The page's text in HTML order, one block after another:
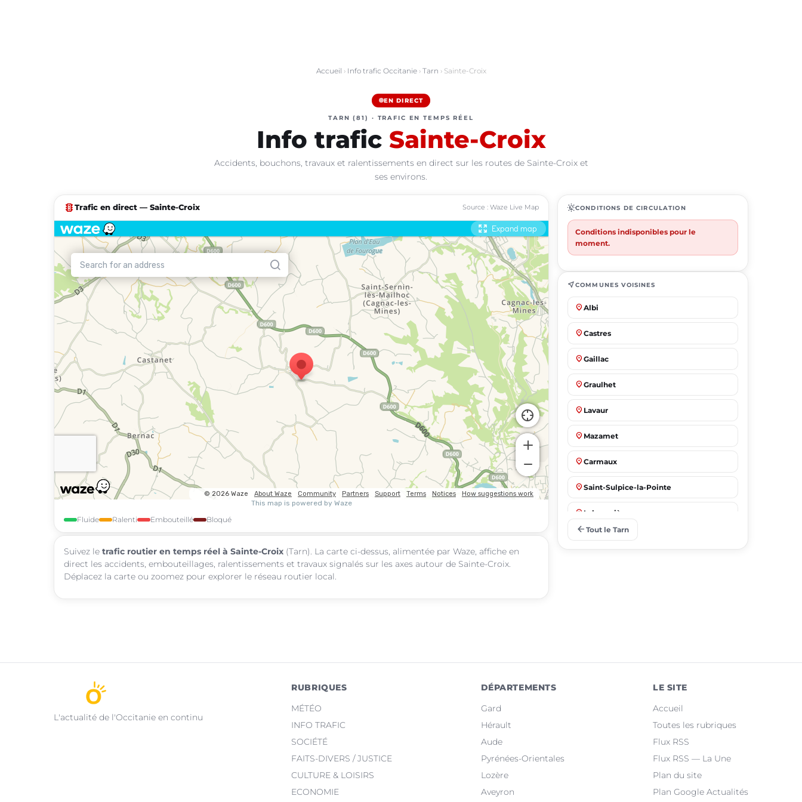
Accueil › Info trafic Occitanie› Tarn › Sainte-Croix
EN DIRECT
TARN (81) · TRAFIC EN TEMPS RÉEL
Info trafic Sainte-Croix
Accidents, bouchons, travaux et ralentissements en direct sur les routes de Sainte-Croix et
ses environs.
traffic Trafic en direct — Sainte-Croix Source : Waze Live Map
Fluide Ralenti Embouteillé Bloqué
Suivez le trafic routier en temps réel à Sainte-Croix (Tarn). La carte ci-dessus, alimentée par Waze, affiche en
direct les accidents, embouteillages, ralentissements et travaux signalés sur les axes autour de Sainte-Croix.
Déplacez la carte ou zoomez pour explorer le réseau routier local.
routineCONDITIONS DE CIRCULATION
Conditions indisponibles pour le
moment.
near_meCOMMUNES VOISINES
place Albi
place Castres
place Gaillac
place Graulhet
place Lavaur
place Mazamet
place Carmaux
place Saint-Sulpice-la-Pointe
place Labruguière
arrow_back Tout le Tarn
L'actualité de l'Occitanie en continu
RUBRIQUES
MÉTÉO
INFO TRAFIC
SOCIÉTÉ
FAITS-DIVERS / JUSTICE
CULTURE & LOISIRS
ECONOMIE
DÉPARTEMENTS
Gard
Hérault
Aude
Pyrénées-Orientales
Lozère
Aveyron
LE SITE
Accueil
Toutes les rubriques
Flux RSS
Flux RSS — La Une
Plan du site
Plan Google Actualités